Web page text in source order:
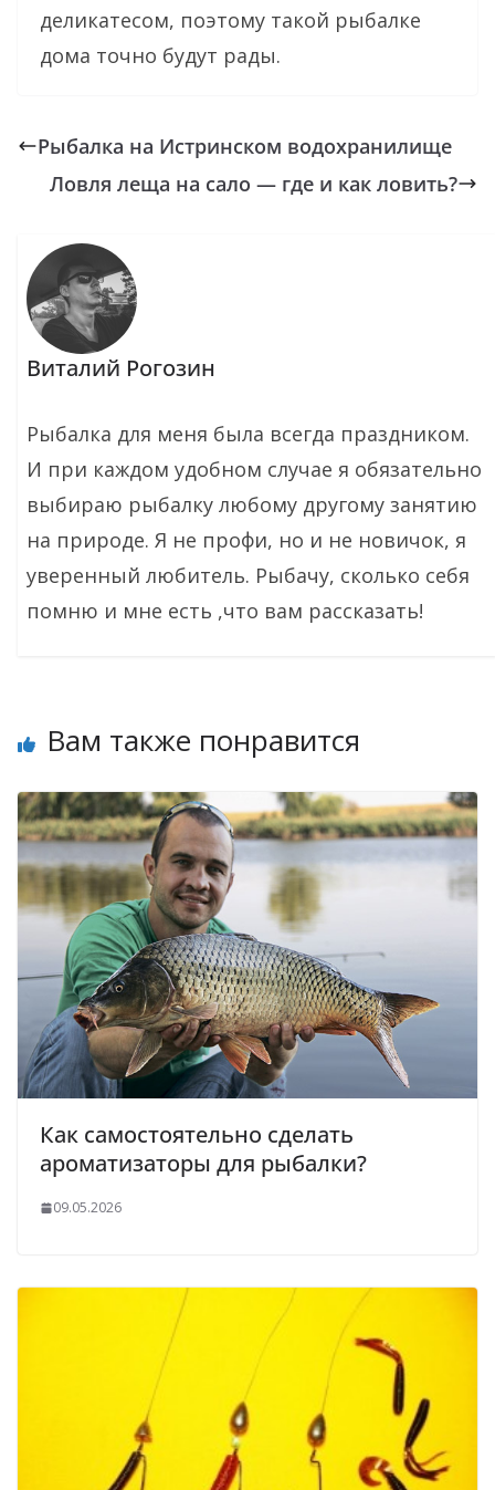
деликатесом, поэтому такой рыбалке
дома точно будут рады.
Рыбалка на Истринском водохранилище
Ловля леща на сало — где и как ловить?
Виталий Рогозин
Рыбалка для меня была всегда праздником.
И при каждом удобном случае я обязательно
выбираю рыбалку любому другому занятию
на природе. Я не профи, но и не новичок, я
уверенный любитель. Рыбачу, сколько себя
помню и мне есть ,что вам рассказать!
Вам также понравится
Как самостоятельно сделать
ароматизаторы для рыбалки?
09.05.2026